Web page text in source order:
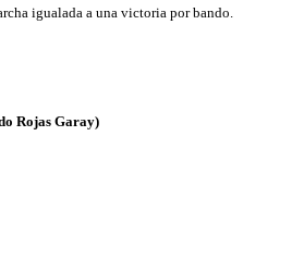
igualada a una victoria por bando.
Rojas Garay)